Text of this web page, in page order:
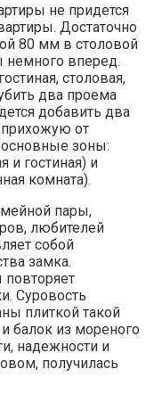
не придется
Достаточно
80 мм в столовой
немного вперед.
столовая,
два проема
добавить два
прихожую от
основные зоны:
и гостиная) и
комната).
пары,
любителей
собой
замка.
повторяет
Суровость
плиткой такой
балок из мореного
надежности и
получилась